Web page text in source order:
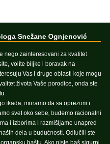
Snežane Ognjenović
nego zainteresovani za kvalitet
volite biljke i boravak na
Vas i druge oblasti koje mogu
života Vaše porodice, onda ste
ikada, moramo da sa oprezom i
svet oko sebe, budemo racionalni
i izborima i razmišljamo unapred
dela u budućnosti. Odlučili ste
baštu. Ako niste baš sigurni